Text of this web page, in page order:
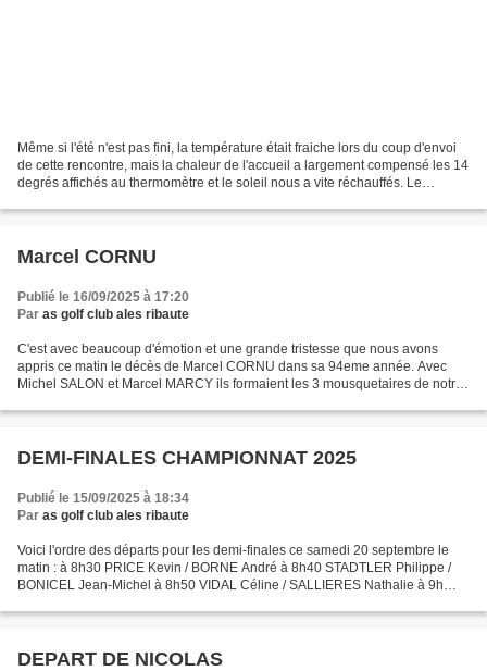
Même si l'été n'est pas fini, la température était fraiche lors du coup d'envoi
de cette rencontre, mais la chaleur de l'accueil a largement compensé les 14
degrés affichés au thermomètre et le soleil nous a vite réchauffés. Le
Marcel CORNU
Publié le 16/09/2025 à 17:20
Par as golf club ales ribaute
C'est avec beaucoup d'émotion et une grande tristesse que nous avons
appris ce matin le décès de Marcel CORNU dans sa 94eme année. Avec
Michel SALON et Marcel MARCY ils formaient les 3 mousquetaires de notre
DEMI-FINALES CHAMPIONNAT 2025
Publié le 15/09/2025 à 18:34
Par as golf club ales ribaute
Voici l'ordre des départs pour les demi-finales ce samedi 20 septembre le
matin : à 8h30 PRICE Kevin / BORNE André à 8h40 STADTLER Philippe /
BONICEL Jean-Michel à 8h50 VIDAL Céline / SALLIERES Nathalie à 9h
DEPART DE NICOLAS